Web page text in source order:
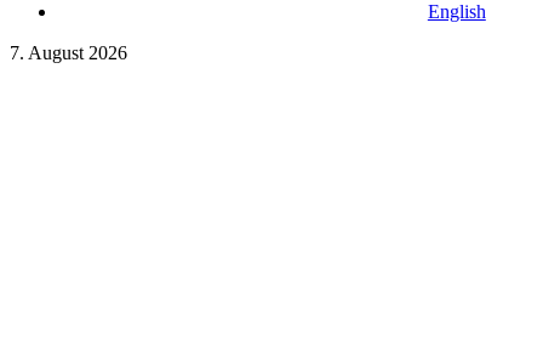
English
7. August 2026